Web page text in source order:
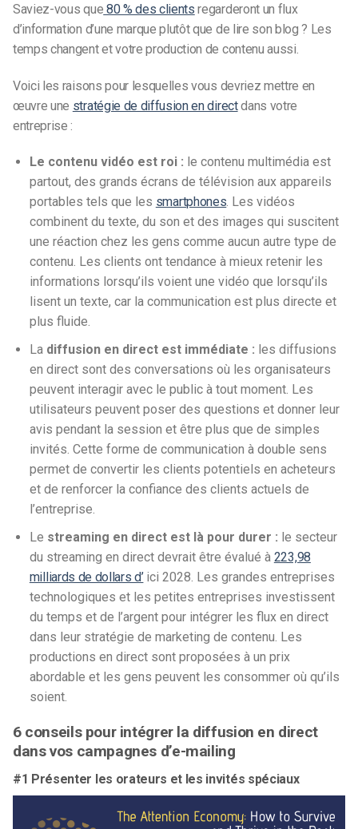
Saviez-vous que 80 % des clients regarderont un flux
d’information d’une marque plutôt que de lire son blog ? Les
temps changent et votre production de contenu aussi.
Voici les raisons pour lesquelles vous devriez mettre en
œuvre une stratégie de diffusion en directdans votre
entreprise :
Le contenu vidéo est roi : le contenu multimédia est
partout, des grands écrans de télévision aux appareils
portables tels que les smartphones. Les vidéos
combinent du texte, du son et des images qui suscitent
une réaction chez les gens comme aucun autre type de
contenu. Les clients ont tendance à mieux retenir les
informations lorsqu’ils voient une vidéo que lorsqu’ils
lisent un texte, car la communication est plus directe et
plus fluide.
La diffusion en direct est immédiate : les diffusions
en direct sont des conversations où les organisateurs
peuvent interagir avec le public à tout moment. Les
utilisateurs peuvent poser des questions et donner leur
avis pendant la session et être plus que de simples
invités. Cette forme de communication à double sens
permet de convertir les clients potentiels en acheteurs
et de renforcer la confiance des clients actuels de
l’entreprise.
Le streaming en direct est là pour durer : le secteur
du streaming en direct devrait être évalué à 223,98
milliards de dollars d’ici 2028. Les grandes entreprises
technologiques et les petites entreprises investissent
du temps et de l’argent pour intégrer les flux en direct
dans leur stratégie de marketing de contenu. Les
productions en direct sont proposées à un prix
abordable et les gens peuvent les consommer où qu’ils
soient.
6 conseils pour intégrer la diffusion en direct
dans vos campagnes d’e-mailing
#1 Présenter les orateurs et les invités spéciaux